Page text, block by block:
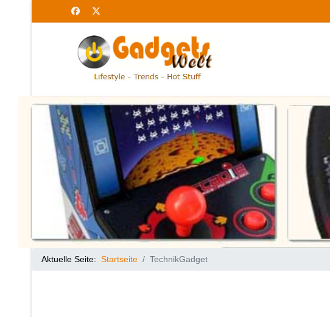
Aktuelle Seite: Startseite TechnikGadget